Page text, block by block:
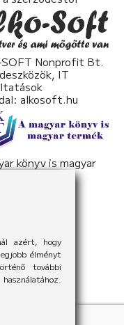
azért, hogy
élményt
további
Nonprofit Bt.
IT
alkosoft.hu
könyv is magyar